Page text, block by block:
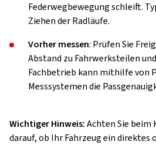
Federwegbewegung schleift.
Ziehen der Radläufe.
Vorher messen: Prüfen Sie
Abstand zu Fahrwerksteilen
Fachbetrieb kann mithilfe von
Messsystemen die
Wichtiger Hinweis:Achten Sie beim
darauf, ob Ihr Fahrzeug ein direktes